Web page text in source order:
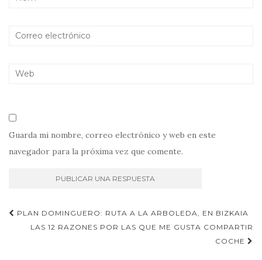
Guarda mi nombre, correo electrónico y web en este
navegador para la próxima vez que comente.
Navegación
PLAN DOMINGUERO: RUTA A LA ARBOLEDA, EN BIZKAIA
LAS 12 RAZONES POR LAS QUE ME GUSTA COMPARTIR
COCHE